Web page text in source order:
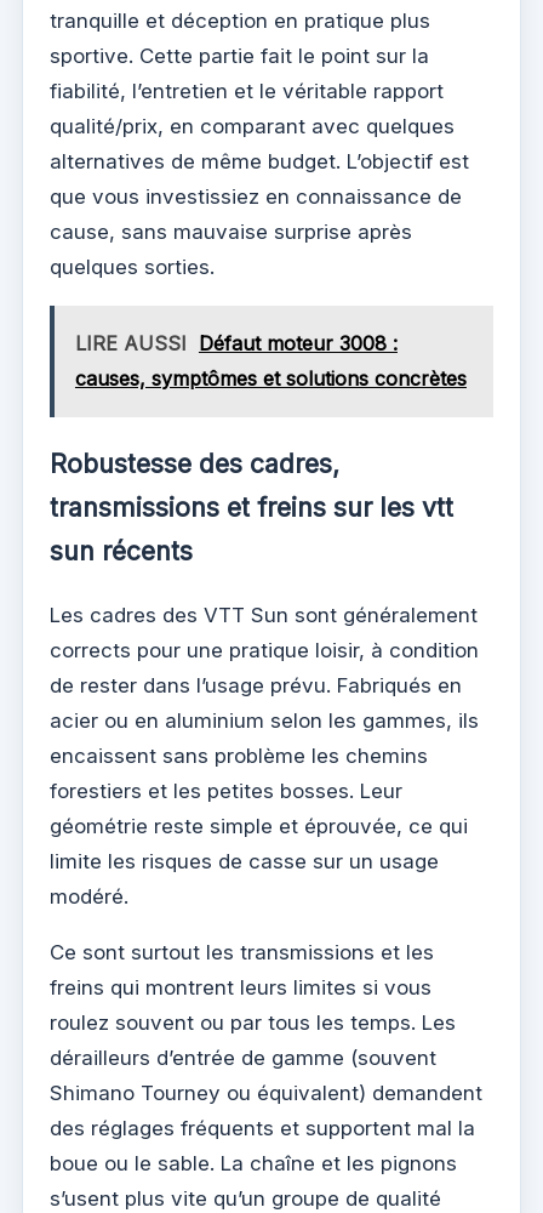
tranquille et déception en pratique plus
sportive. Cette partie fait le point sur la
fiabilité, l’entretien et le véritable rapport
qualité/prix, en comparant avec quelques
alternatives de même budget. L’objectif est
que vous investissiez en connaissance de
cause, sans mauvaise surprise après
quelques sorties.
LIRE AUSSI Défaut moteur 3008 :
causes, symptômes et solutions concrètes
Robustesse des cadres,
transmissions et freins sur les vtt
sun récents
Les cadres des VTT Sun sont généralement
corrects pour une pratique loisir, à condition
de rester dans l’usage prévu. Fabriqués en
acier ou en aluminium selon les gammes, ils
encaissent sans problème les chemins
forestiers et les petites bosses. Leur
géométrie reste simple et éprouvée, ce qui
limite les risques de casse sur un usage
modéré.
Ce sont surtout les transmissions et les
freins qui montrent leurs limites si vous
roulez souvent ou par tous les temps. Les
dérailleurs d’entrée de gamme (souvent
Shimano Tourney ou équivalent) demandent
des réglages fréquents et supportent mal la
boue ou le sable. La chaîne et les pignons
s’usent plus vite qu’un groupe de qualité